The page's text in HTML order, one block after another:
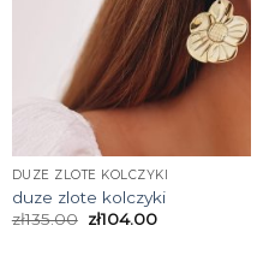
DUZE ZLOTE KOLCZYKI
duze zlote kolczyki
zł135.00 zł104.00